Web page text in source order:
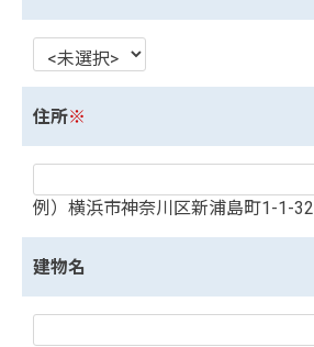
住所※
例）横浜市神奈川区新浦島町1-1-32
建物名